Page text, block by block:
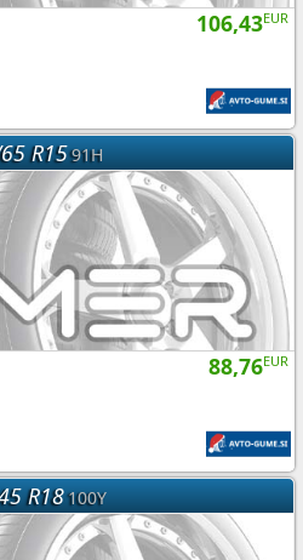
106,43EUR
R1591H
88,76EUR
R18100Y